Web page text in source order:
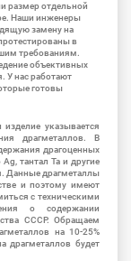
размер отдельной
Наши инженеры
замену на
в
требованиям.
объективных
У нас работают
готовы
указывается
драгметаллов. В
драгоценных
тантал Ta и другие
Данные драгметаллы
и поэтому имеют
с техническими
о содержании
СССР. Обращаем
на 10-25%
драгметаллов будет